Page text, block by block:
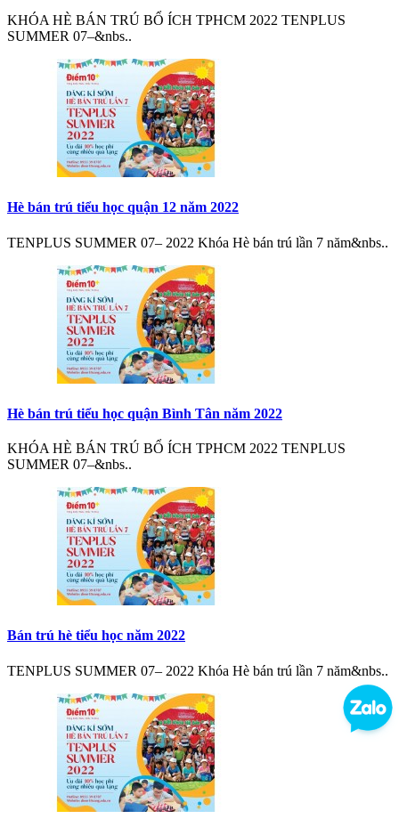
KHÓA HÈ BÁN TRÚ BỔ ÍCH TPHCM 2022 TENPLUS
SUMMER 07–&nbs..
Hè bán trú tiểu học quận 12 năm 2022
TENPLUS SUMMER 07– 2022 Khóa Hè bán trú lần 7 năm&nbs..
Hè bán trú tiểu học quận Bình Tân năm 2022
KHÓA HÈ BÁN TRÚ BỔ ÍCH TPHCM 2022 TENPLUS
SUMMER 07–&nbs..
Bán trú hè tiểu học năm 2022
TENPLUS SUMMER 07– 2022 Khóa Hè bán trú lần 7 năm&nbs..